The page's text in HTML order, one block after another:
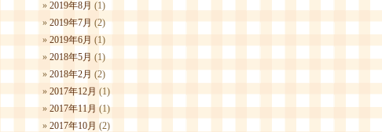
2019年8月 (1)
2019年7月 (2)
2019年6月 (1)
2018年5月 (1)
2018年2月 (2)
2017年12月 (1)
2017年11月 (1)
2017年10月 (2)